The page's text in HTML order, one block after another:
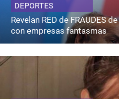
DEPORTES
Revelan RED de FRAUDES
con empresas fantasmas